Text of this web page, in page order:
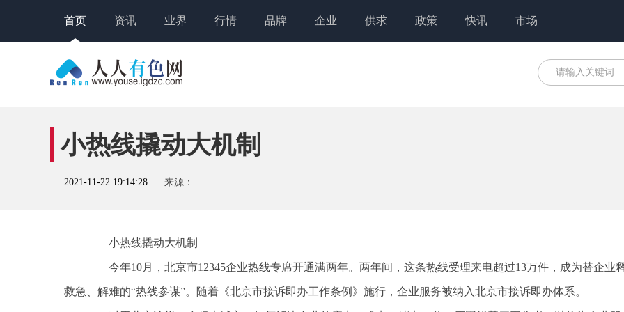
首页 资讯 业界 行情 品牌 企业 供求 政策 快讯 市场
小热线撬动大机制
2021-11-22 19:14:28 来源：
小热线撬动大机制
今年10月，北京市12345企业热线专席开通满两年。两年间，这条热线受理来电超过13万件，成为替企业
救急、解难的“热线参谋”。随着《北京市接诉即办工作条例》施行，企业服务被纳入北京市接诉即办体系。